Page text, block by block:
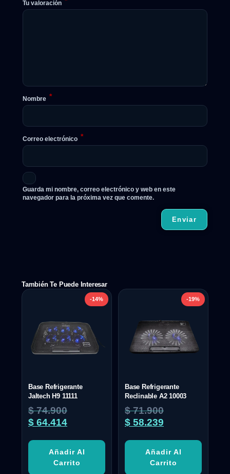
Tu valoración
Nombre *
Correo electrónico *
Guarda mi nombre, correo electrónico y web en este
navegador para la próxima vez que comente.
También Te Puede Interesar
-14%
Base Refrigerante
Jaltech H9 11111
$74.900
$ 64.414
Añadir Al
Carrito
-19%
Base Refrigerante
Reclinable A2 10003
$71.900
$ 58.239
Añadir Al
Carrito